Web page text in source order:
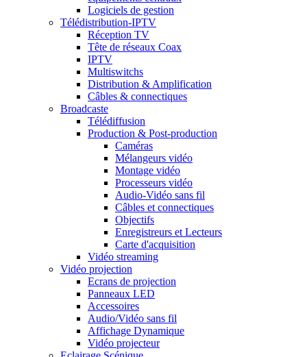
Logiciels de gestion
Télédistribution-IPTV
Réception TV
Tête de réseaux Coax
IPTV
Multiswitchs
Distribution & Amplification
Câbles & connectiques
Broadcaste
Télédiffusion
Production & Post-production
Caméras
Mélangeurs vidéo
Montage vidéo
Processeurs vidéo
Audio-Vidéo sans fil
Câbles et connectiques
Objectifs
Enregistreurs et Lecteurs
Carte d'acquisition
Vidéo streaming
Vidéo projection
Ecrans de projection
Panneaux LED
Accessoires
Audio/Vidéo sans fil
Affichage Dynamique
Vidéo projecteur